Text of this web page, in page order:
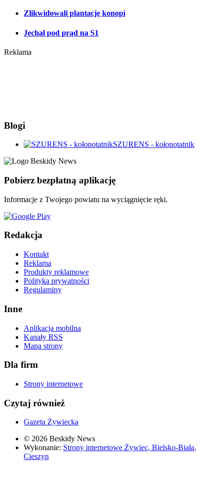
Zlikwidowali plantację konopi
Jechał pod prąd na S1
Reklama
Blogi
SZURENS - kołonotatnik
Pobierz bezpłatną aplikację
Informacje z Twojego powiatu na wyciągnięcie ręki.
Redakcja
Kontakt
Reklama
Produkty reklamowe
Polityka prywatności
Regulaminy
Inne
Aplikacja mobilna
Kanały RSS
Mapa strony
Dla firm
Strony internetowe
Czytaj również
Gazeta Żywiecka
© 2026 Beskidy News
Wykonanie: Strony internetowe Żywiec, Bielsko-Biała,
Cieszyn